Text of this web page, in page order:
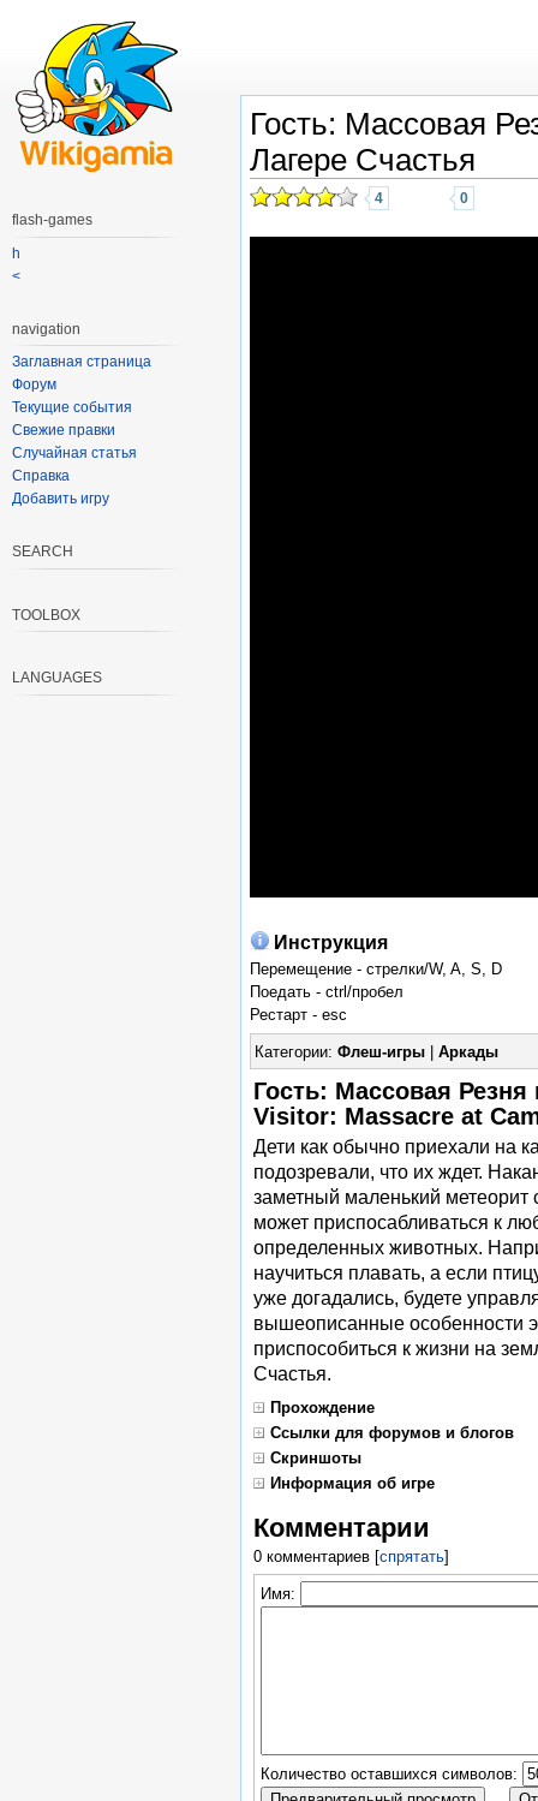
Гость: Массовая
Лагере Счастья
4 0
Инструкция
Перемещение - стрелки/W, A, S, D
Поедать - ctrl/пробел
Рестарт - esc
Категории: Флеш-игры| Аркады
Гость: Массовая Резня
Visitor: Massacre at
Дети как обычно приехали на
подозревали, что их ждет.
заметный маленький
может приспосабливаться к
определенных животных.
научиться плавать, а если
уже догадались, будете
вышеописанные особенности
приспособиться к жизни на
Счастья.
Прохождение
Ссылки для форумов и блогов
Скриншоты
Информация об игре
Комментарии
0 комментариев[спрятать]
Имя:
Количество оставшихся символов:
flash-games
h
<
navigation
Заглавная страница
Форум
Текущие события
Свежие правки
Случайная статья
Справка
Добавить игру
SEARCH
TOOLBOX
LANGUAGES